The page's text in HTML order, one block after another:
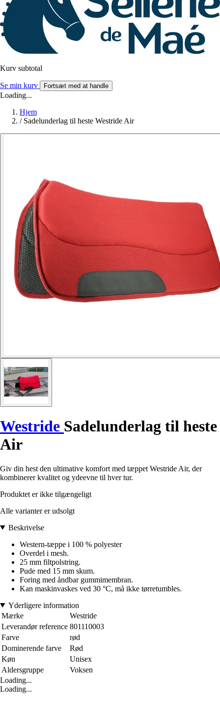
Kurv subtotal
Se min kurv Fortsæt med at handle
Loading...
Hjem
/ Sadelunderlag til heste Westride Air
Westride Sadelunderlag til heste
Air
Giv din hest den ultimative komfort med tæppet Westride Air, der
kombinerer kvalitet og ydeevne til hver tur.
Produktet er ikke tilgængeligt
Alle varianter er udsolgt
Beskrivelse
Western-tæppe i 100 % polyester
Overdel i mesh.
25 mm filtpolstring.
Pude med 15 mm skum.
Foring med åndbar gummimembran.
Kan maskinvaskes ved 30 °C, må ikke tørretumbles.
Yderligere information
Mærke
Westride
Leverandør reference 801110003
Farve
rød
Dominerende farve
Rød
Køn
Unisex
Aldersgruppe
Voksen
Loading...
Loading...